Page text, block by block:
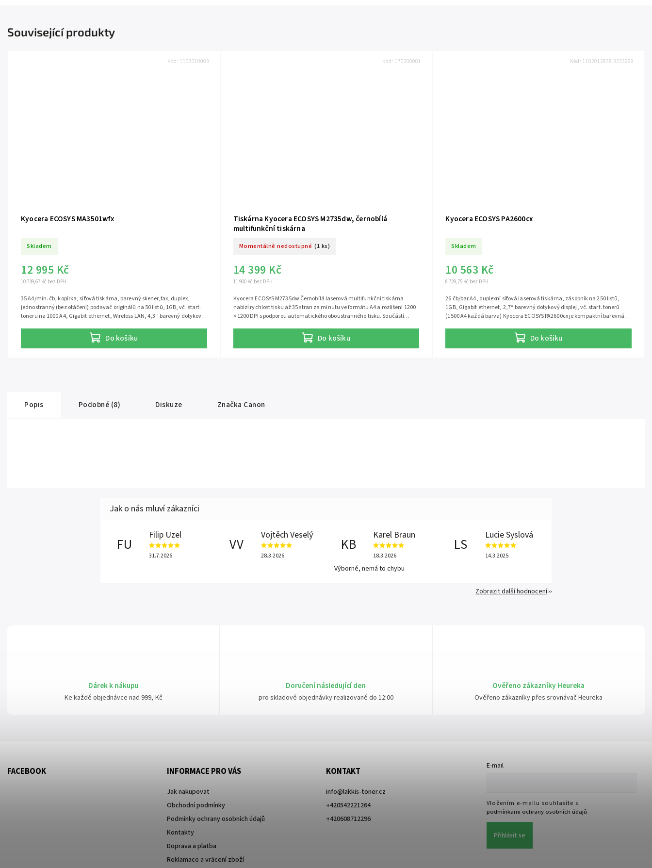
Dárek k nákupu
Ke každé objednávce nad 999,-Kč
Doručení následující den
pro skladové objednávky realizované do 12:00
Ověřeno zákazníky Heureka
Ověřeno zákazníky přes srovnávač Heureka
Související produkty
Kyocera ECOSYS MA3501wfx
Skladem
10 739,67 Kč bez DPH
12 995 Kč
Do košíku
35 A4/min. čb, kopírka, síťová tiskárna, barevný skener,fax, duplex,
jednostranný (bez otáčení) podavač originálů na 50 listů, 1GB, vč. start.
toneru na 1000 A4, Gigabit ethernet, Wireless LAN, 4,3'' barevný dotykový
ECOSYS MA3501wfx je černobílé multifunkční zařízení (MFP) pro kanceláře
s vyšším objemem tisku. Kombinuje tisk, kopírování, skenování a fax a
zároveň nabízí Wi-Fi konektivitu pro flexibilní provoz.
Kód: 1103010003
Tiskárna Kyocera ECOSYS M2735dw, černobílá
multifunkční tiskárna
Momentálně nedostupné (1 ks)
11 900 Kč bez DPH
14 399 Kč
Do košíku
Kyocera ECOSYS M2735dw Černobílá laserová multifunkční tiskárna
nabízí rychlost tisku až 35 stran za minutu ve formátu A4 a rozlišení 1200
× 1200 DPI s podporou automatického oboustranného tisku. Součástí
tiskárny k síti můžete využít RJ-45 port nebo bezdrátové připojení přes Wi-
Fi, což umožňuje i funkci faxu. Na přední straně je k dispozici USB port pro
rychlý tisk z USB zařízení. Tiskárna má paměť 512 MB...
Kód: 170200001
Kyocera ECOSYS PA2600cx
Skladem
8 729,75 Kč bez DPH
10 563 Kč
Do košíku
26 čb/bar.A4, duplexní síťová laserová tiskárna, zásobník na 250 listů,
1GB, Gigabit ethernet, 2,7“ barevný dotykový displej, vč. start. tonerů
(1500 A4 každá barva) Kyocera ECOSYS PA2600cx je kompaktní barevná
navržena pro malé a střední kanceláře, které potřebují spolehlivý barevný
tisk, síťové připojení a nízké provozní náklady. Spotřební materiál:
originální tonery TK-5450 nebo kompatibilní tonery TK-5450
Kód: 1102012838.3333299
Popis Podobné (8) Diskuze Značka Canon
FU
Filip Uzel
31.7.2026
VV
Vojtěch Veselý
28.3.2026
KB
Karel Braun
18.3.2026
Výborné, nemá to chybu
LS
Lucie Syslová
14.3.2025
Zobrazit další hodnocení
FACEBOOK INFORMACE PRO VÁS
Jak nakupovat
Obchodní podmínky
Podmínky ochrany osobních údajů
Kontakty
Doprava a platba
Reklamace a vrácení zboží
KONTAKT
info@lakkis-toner.cz
+420542221264
+420608712296
E-mail
Vložením e-mailu souhlasíte s
podmínkami ochrany osobních údajů
Přihlásit se